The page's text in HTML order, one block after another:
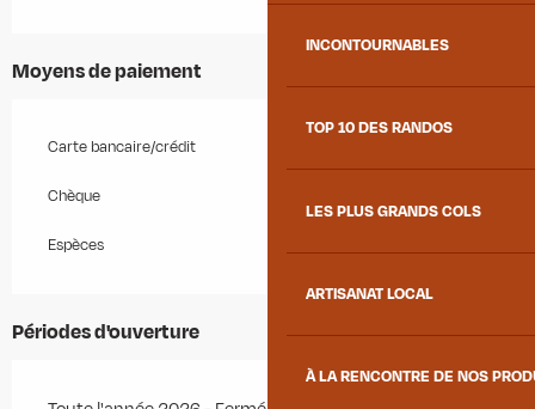
INCONTOURNABLES
TOP 10 DES RANDOS
LES PLUS GRANDS COLS
ARTISANAT LOCAL
À LA RENCONTRE DE NOS
Moyens de paiement
Carte bancaire/crédit
Chèque
Espèces
Périodes d'ouverture